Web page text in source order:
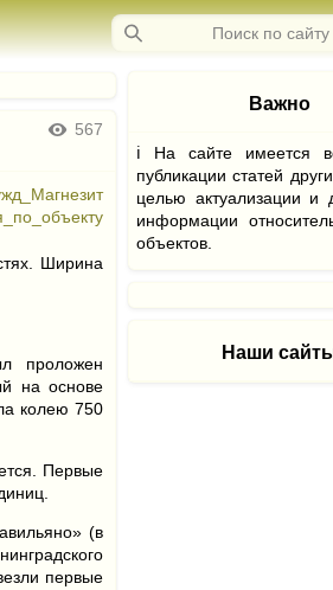
567
Ширина
проложен
на основе
колею 750
Первые
(в
первые
Важно
ℹ На сайте имеется
публикации статей
целью актуализации и
информации
объектов.
Наши